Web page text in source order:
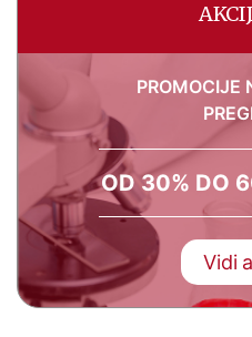
PROMOCIJE
OD 30% DO
Vidi